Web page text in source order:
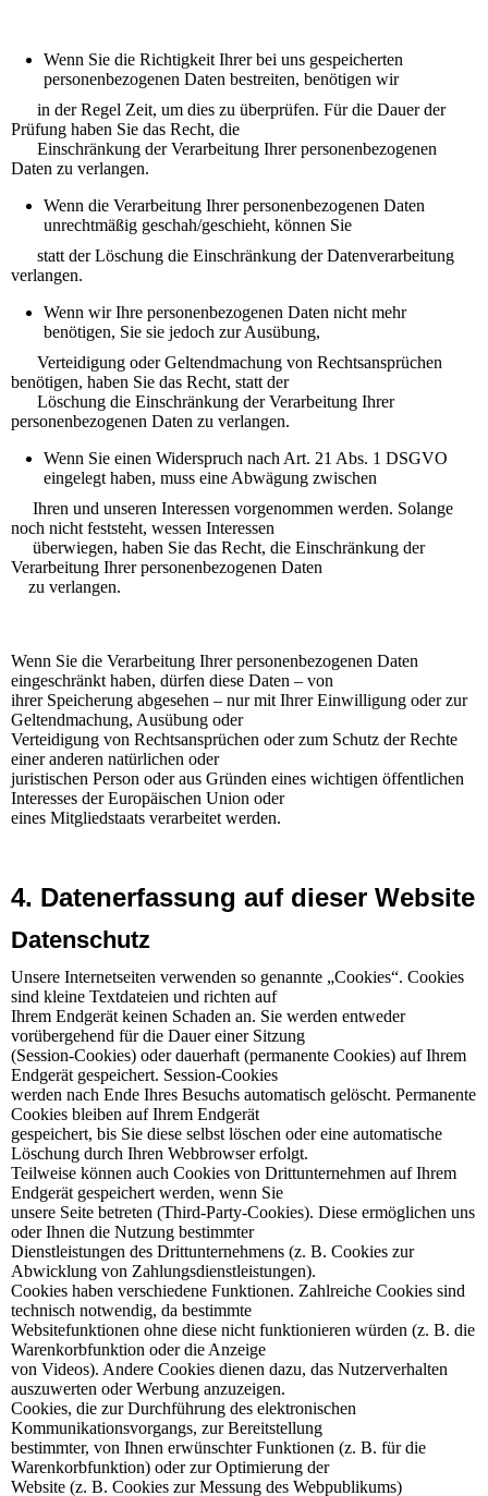
Wenn Sie die Richtigkeit Ihrer bei uns gespeicherten
personenbezogenen Daten bestreiten, benötigen wir
in der Regel Zeit, um dies zu überprüfen. Für die Dauer der
Prüfung haben Sie das Recht, die
Einschränkung der Verarbeitung Ihrer personenbezogenen
Daten zu verlangen.
Wenn die Verarbeitung Ihrer personenbezogenen Daten
unrechtmäßig geschah/geschieht, können Sie
statt der Löschung die Einschränkung der Datenverarbeitung
verlangen.
Wenn wir Ihre personenbezogenen Daten nicht mehr
benötigen, Sie sie jedoch zur Ausübung,
Verteidigung oder Geltendmachung von Rechtsansprüchen
benötigen, haben Sie das Recht, statt der
Löschung die Einschränkung der Verarbeitung Ihrer
personenbezogenen Daten zu verlangen.
Wenn Sie einen Widerspruch nach Art. 21 Abs. 1 DSGVO
eingelegt haben, muss eine Abwägung zwischen
Ihren und unseren Interessen vorgenommen werden. Solange
noch nicht feststeht, wessen Interessen
überwiegen, haben Sie das Recht, die Einschränkung der
Verarbeitung Ihrer personenbezogenen Daten
zu verlangen.
Wenn Sie die Verarbeitung Ihrer personenbezogenen Daten
eingeschränkt haben, dürfen diese Daten – von
ihrer Speicherung abgesehen – nur mit Ihrer Einwilligung oder zur
Geltendmachung, Ausübung oder
Verteidigung von Rechtsansprüchen oder zum Schutz der Rechte
einer anderen natürlichen oder
juristischen Person oder aus Gründen eines wichtigen öffentlichen
Interesses der Europäischen Union oder
eines Mitgliedstaats verarbeitet werden.
4. Datenerfassung auf dieser Website
Datenschutz
Unsere Internetseiten verwenden so genannte „Cookies“. Cookies
sind kleine Textdateien und richten auf
Ihrem Endgerät keinen Schaden an. Sie werden entweder
vorübergehend für die Dauer einer Sitzung
(Session-Cookies) oder dauerhaft (permanente Cookies) auf Ihrem
Endgerät gespeichert. Session-Cookies
werden nach Ende Ihres Besuchs automatisch gelöscht. Permanente
Cookies bleiben auf Ihrem Endgerät
gespeichert, bis Sie diese selbst löschen oder eine automatische
Löschung durch Ihren Webbrowser erfolgt.
Teilweise können auch Cookies von Drittunternehmen auf Ihrem
Endgerät gespeichert werden, wenn Sie
unsere Seite betreten (Third-Party-Cookies). Diese ermöglichen uns
oder Ihnen die Nutzung bestimmter
Dienstleistungen des Drittunternehmens (z. B. Cookies zur
Abwicklung von Zahlungsdienstleistungen).
Cookies haben verschiedene Funktionen. Zahlreiche Cookies sind
technisch notwendig, da bestimmte
Websitefunktionen ohne diese nicht funktionieren würden (z. B. die
Warenkorbfunktion oder die Anzeige
von Videos). Andere Cookies dienen dazu, das Nutzerverhalten
auszuwerten oder Werbung anzuzeigen.
Cookies, die zur Durchführung des elektronischen
Kommunikationsvorgangs, zur Bereitstellung
bestimmter, von Ihnen erwünschter Funktionen (z. B. für die
Warenkorbfunktion) oder zur Optimierung der
Website (z. B. Cookies zur Messung des Webpublikums)